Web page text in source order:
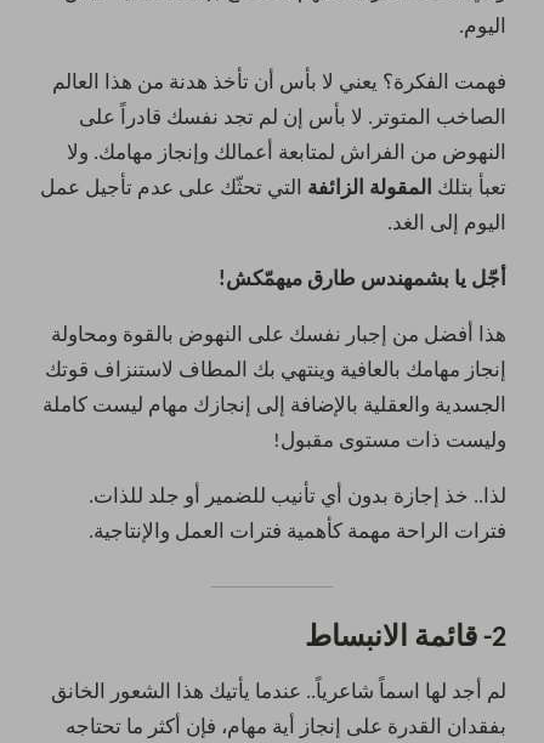
اليوم.
فهمت الفكرة؟ يعني لا بأس أن تأخذ هدنة من هذا العالم
الصاخب المتوتر. لا بأس إن لم تجد نفسك قادراً على
النهوض من الفراش لمتابعة أعمالك وإنجاز مهامك. ولا
تعبأ بتلك المقولة الزائفة التي تحثّك على عدم تأجيل عمل
اليوم إلى الغد.
أجّل يا بشمهندس طارق ميهمّكش!
هذا أفضل من إجبار نفسك على النهوض بالقوة ومحاولة
إنجاز مهامك بالعافية وينتهي بك المطاف لاستنزاف قوتك
الجسدية والعقلية بالإضافة إلى إنجازك مهام ليست كاملة
وليست ذات مستوى مقبول!
لذا.. خذ إجازة بدون أي تأنيب للضمير أو جلد للذات.
فترات الراحة مهمة كأهمية فترات العمل والإنتاجية.
2- قائمة الانبساط
لم أجد لها اسماً شاعرياً.. عندما يأتيك هذا الشعور الخانق
بفقدان القدرة على إنجاز أية مهام، فإن أكثر ما تحتاجه